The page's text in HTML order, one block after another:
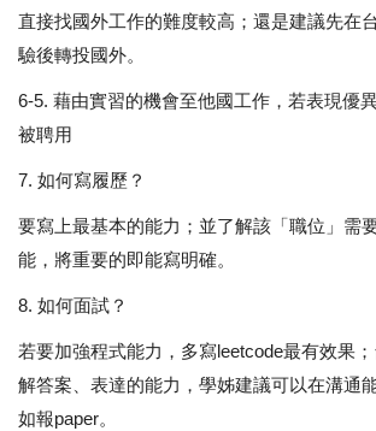
直接找國外工作的難度較高；還是建議先在
驗後轉投國外。
6-5. 藉由實習的機會至他國工作，若表現優
被聘用
7. 如何寫履歷？
要寫上最基本的能力；並了解該「職位」需
能，將重要的即能寫明確。
8. 如何面試？
若要加強程式能力，多寫leetcode最有效果
解答案、表達的能力，學姊建議可以在溝通
如報paper。